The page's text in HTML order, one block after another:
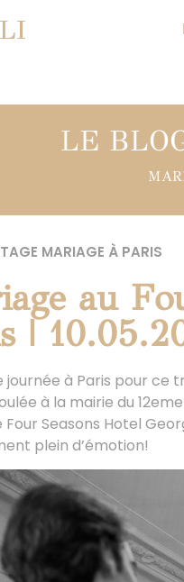
LE
MARIAGE À PARIS
au
|
journée à Paris pour ce
à la mairie du
Seasons Hotel
plein d’émotion!